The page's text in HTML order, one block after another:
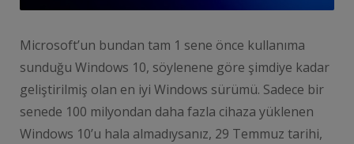
Microsoft’un bundan tam 1 sene önce kullanıma
sunduğu Windows 10, söylenene göre şimdiye kadar
geliştirilmiş olan en iyi Windows sürümü. Sadece bir
senede 100 milyondan daha fazla cihaza yüklenen
Windows 10’u hala almadıysanız, 29 Temmuz tarihi,